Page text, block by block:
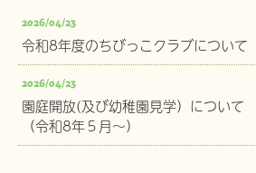
2026/04/23
令和8年度のちびっこクラブについて
2026/04/23
園庭開放(及び幼稚園見学）について
（令和8年５月～）